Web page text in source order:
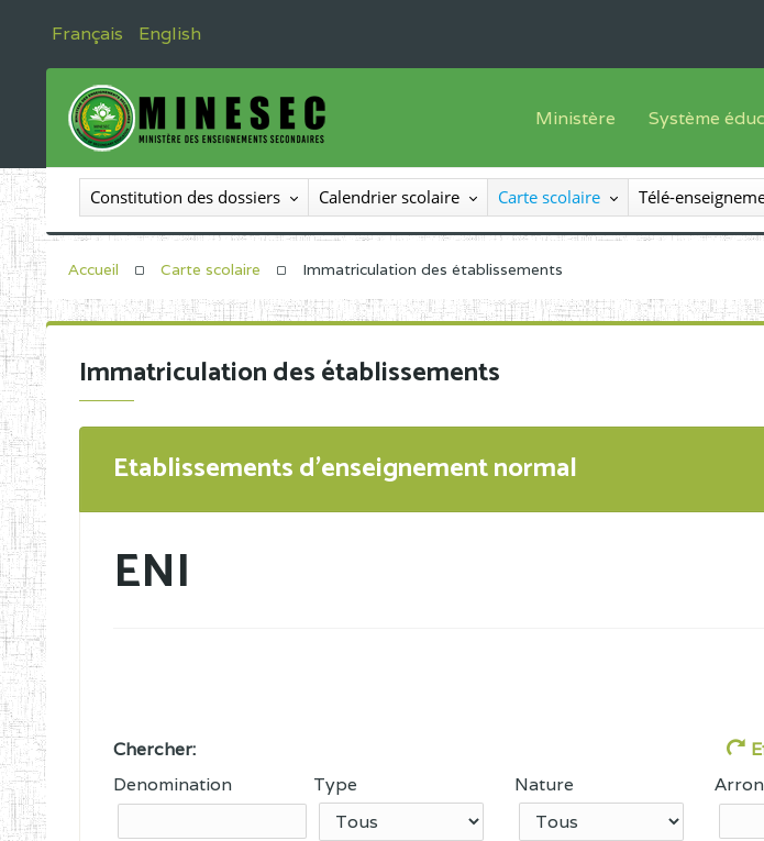
Français English
Ministère
Le Ministre
Le SEESEN
Inspection Générale des
Organigramme
Système
Offre de
Progammes
Constitution des dossiers Calendrier scolaire Carte scolaire Télé-
Accueil Carte scolaire Immatriculation des établissements
Immatriculation des établissements
Etablissements d'enseignement normal
ENI
Chercher:
Denomination
Type Nature